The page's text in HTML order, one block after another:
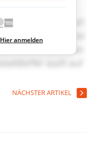
Hier anmelden
NÄCHSTER ARTIKEL